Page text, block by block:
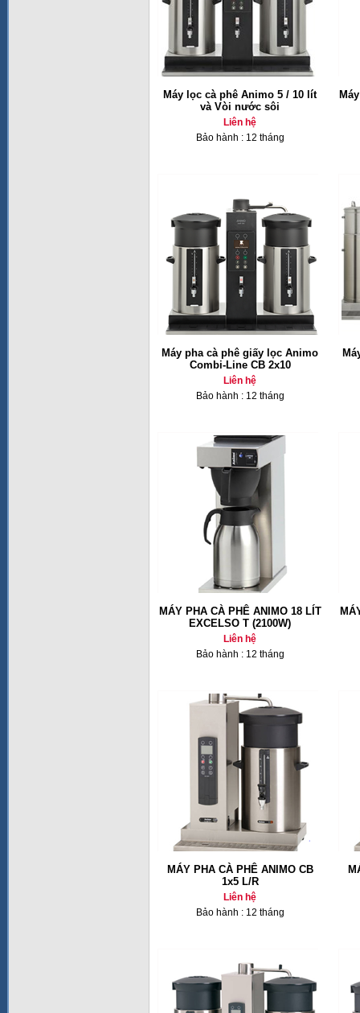
Máy lọc cà phê Animo 5 / 10 lít
và Vòi nước sôi
Liên hệ
Bảo hành : 12 tháng
Máy pha cà phê giấy lọc Animo
Combi-Line CB 2x10
Liên hệ
Bảo hành : 12 tháng
MÁY PHA CÀ PHÊ ANIMO 18 LÍT
EXCELSO T (2100W)
Liên hệ
Bảo hành : 12 tháng
MÁY PHA CÀ PHÊ ANIMO CB
1x5 L/R
Liên hệ
Bảo hành : 12 tháng